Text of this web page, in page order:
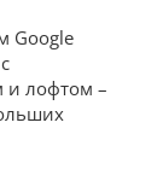
Google
и лофтом –